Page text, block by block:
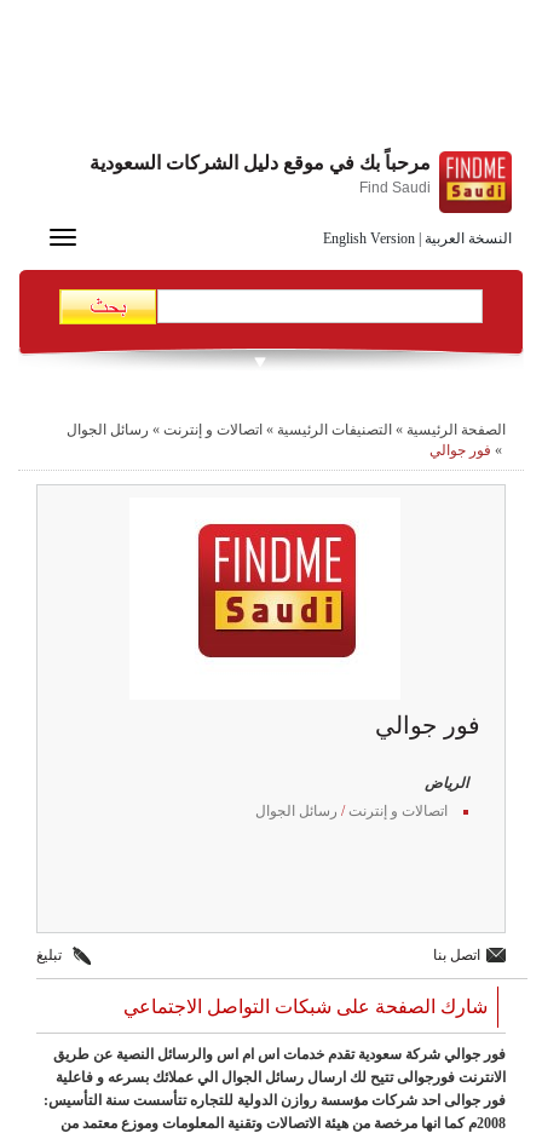
النسخة العربية English Version
مرحباً بك في موقع دليل الشركات السعودية
Find Saudi
Toggle
الصفحة الرئيسية » التصنيفات الرئيسية » اتصالات و إنترنت » رسائل الجوال
» فور جوالي
فور جوالي
الرياض
اتصالات و إنترنت/ رسائل الجوال
اتصل بنا تبليغ
شارك الصفحة على شبكات التواصل الاجتماعي
فور جوالي شركة سعودية تقدم خدمات اس ام اس والرسائل النصية عن طريق
الانترنت فورجوالى تتيح لك ارسال رسائل الجوال الي عملائك بسرعه و فاعلية
فور جوالى احد شركات مؤسسة روازن الدولية للتجاره تتأسست سنة التأسيس:
2008م كما انها مرخصة من هيئة الاتصالات وتقنية المعلومات وموزع معتمد من